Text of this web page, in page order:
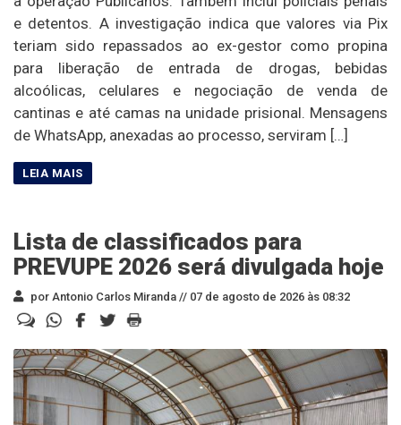
e detentos. A investigação indica que valores via Pix
teriam sido repassados ao ex-gestor como propina
para liberação de entrada de drogas, bebidas
alcoólicas, celulares e negociação de venda de
cantinas e até camas na unidade prisional. Mensagens
de WhatsApp, anexadas ao processo, serviram […]
Lista de classificados para
PREVUPE 2026 será divulgada hoje
por Antonio Carlos Miranda // 07 de agosto de 2026 às 08:32